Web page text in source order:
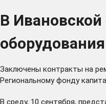
В
Заключены контракты на
Региональному фонду
В среду, 10 сентября,